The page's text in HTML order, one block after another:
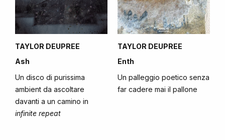
TAYLOR DEUPREE
Ash
Un disco di purissima
ambient da ascoltare
davanti a un camino in
infinite repeat
TAYLOR DEUPREE
Enth
Un palleggio poetico senza
far cadere mai il pallone